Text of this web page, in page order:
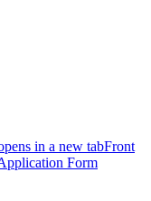
in a new tabFront
Form